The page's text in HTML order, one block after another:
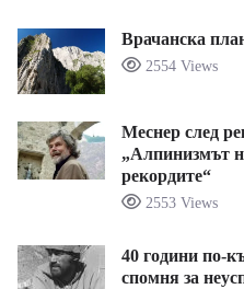
Врачанска
2554 Views
Меснер след
„Алпинизмът
рекордите“
2553 Views
40 години по-
спомня за